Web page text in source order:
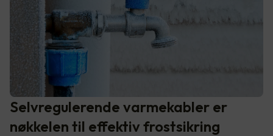
Selvregulerende varmekabler er
nøkkelen til effektiv frostsikring